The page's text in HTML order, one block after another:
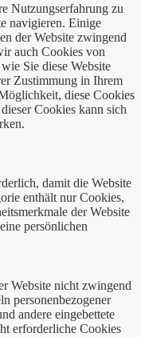
Nutzungserfahrung zu
navigieren. Einige
der Website zwingend
auch Cookies von
Sie diese Website
Zustimmung in Ihrem
diese Cookies
Cookies kann sich
damit die Website
enthält nur Cookies,
der Website
persönlichen
Website nicht zwingend
personenbezogener
andere eingebettete
erforderliche Cookies